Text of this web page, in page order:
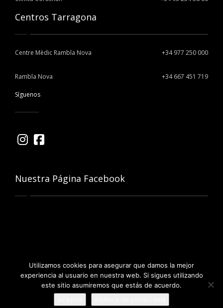
Centros Tarragona
Centre Mèdic Rambla Nova +34 977 250 000
Rambla Nova +34 667 451 719
Síguenos
Nuestra Página Facebook
© 2026 Dr Alejandro Egea • Web design :Yunaima Oyola
Utilizamos cookies para asegurar que damos la mejor
experiencia al usuario en nuestra web. Si sigues utilizando
este sitio asumiremos que estás de acuerdo.